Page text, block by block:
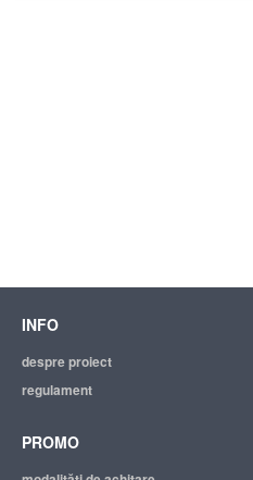
INFO
despre proiect
regulament
PROMO